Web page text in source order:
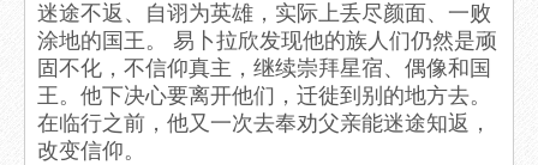
迷途不返、自诩为英雄，实际上丢尽颜面、一败
涂地的国王。 易卜拉欣发现他的族人们仍然是顽
固不化，不信仰真主，继续崇拜星宿、偶像和国
王。他下决心要离开他们，迁徙到别的地方去。
在临行之前，他又一次去奉劝父亲能迷途知返，
改变信仰。